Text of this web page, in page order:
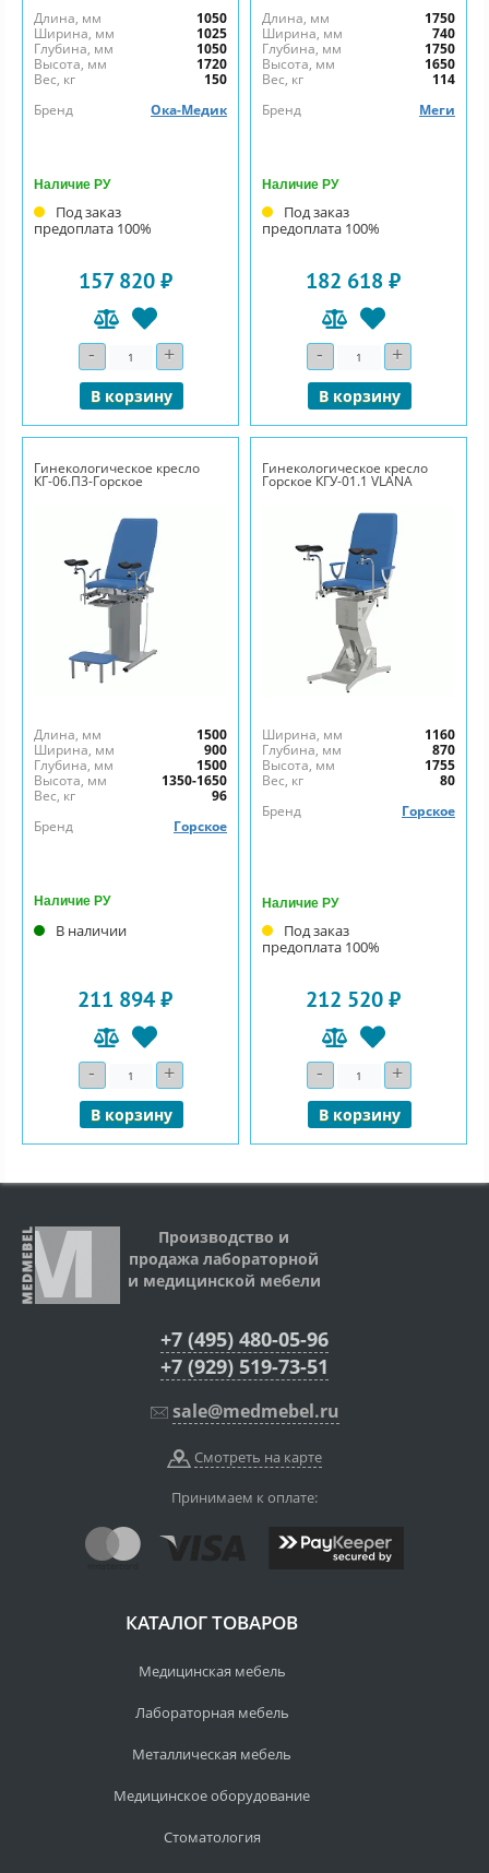
Длина, мм
1050
Ширина, мм
1025
Глубина, мм
1050
Высота, мм
1720
Вес, кг
150
Бренд
Ока-Медик
Наличие РУ
Под заказ
предоплата 100%
157 820 ₽
- Количество+
В корзину
Длина, мм
1750
Ширина, мм
740
Глубина, мм
1750
Высота, мм
1650
Вес, кг
114
Бренд
Меги
Наличие РУ
Под заказ
предоплата 100%
182 618 ₽
- Количество+
В корзину
Гинекологическое кресло
КГ-06.П3-Горское
Длина, мм
1500
Ширина, мм
900
Глубина, мм
1500
Высота, мм
1350-1650
Вес, кг
96
Бренд
Горское
Наличие РУ
В наличии
211 894 ₽
- Количество+
В корзину
Гинекологическое кресло
Горское КГУ-01.1 VLANA
Ширина, мм
1160
Глубина, мм
870
Высота, мм
1755
Вес, кг
80
Бренд
Горское
Наличие РУ
Под заказ
предоплата 100%
212 520 ₽
- Количество+
В корзину
Производство и
продажа лабораторной
и медицинской мебели
+7 (495) 480-05-96
+7 (929) 519-73-51
sale@medmebel.ru
Смотреть на карте
Принимаем к оплате:
КАТАЛОГ ТОВАРОВ
Медицинская мебель
Лабораторная мебель
Металлическая мебель
Медицинское оборудование
Стоматология